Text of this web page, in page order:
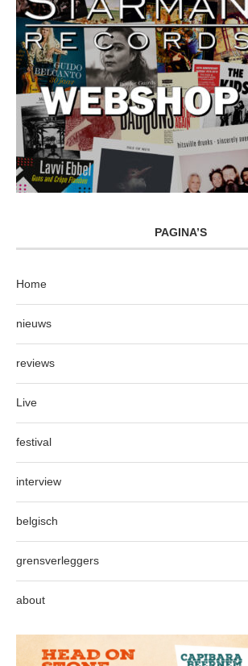
PAGINA’S
Home
nieuws
reviews
Live
festival
interview
belgisch
grensverleggers
about